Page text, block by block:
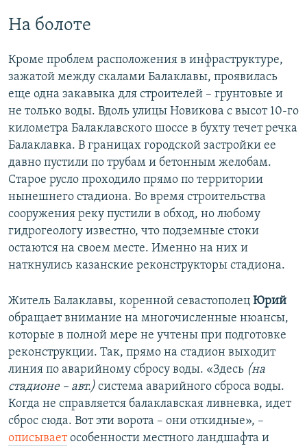
На болоте
Кроме проблем расположения в инфраструктуре,
зажатой между скалами Балаклавы, проявилась
еще одна закавыка для строителей – грунтовые и
не только воды. Вдоль улицы Новикова с высот 10-го
километра Балаклавского шоссе в бухту течет речка
Балаклавка. В границах городской застройки ее
давно пустили по трубам и бетонным желобам.
Старое русло проходило прямо по территории
нынешнего стадиона. Во время строительства
сооружения реку пустили в обход, но любому
гидрогеологу известно, что подземные стоки
остаются на своем месте. Именно на них и
наткнулись казанские реконструкторы стадиона.
Житель Балаклавы, коренной севастополец Юрий
обращает внимание на многочисленные нюансы,
которые в полной мере не учтены при подготовке
реконструкции. Так, прямо на стадион выходит
линия по аварийному сбросу воды. «Здесь (на
стадионе – авт.) система аварийного сброса воды.
Когда не справляется балаклавская ливневка, идет
сброс сюда. Вот эти ворота – они откидные», –
описываетособенности местного ландшафта и